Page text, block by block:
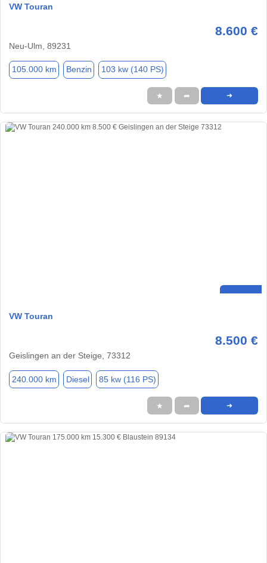
VW Touran
8.600 €
Neu-Ulm, 89231
105.000 km Benzin 103 kw (140 PS)
★ ➦ ➜
VW Touran
8.500 €
Geislingen an der Steige, 73312
240.000 km Diesel 85 kw (116 PS)
★ ➦ ➜